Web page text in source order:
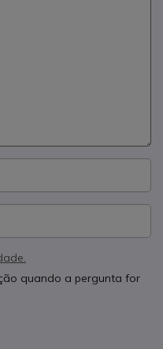
quando a pergunta for